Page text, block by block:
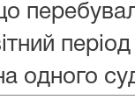
одного